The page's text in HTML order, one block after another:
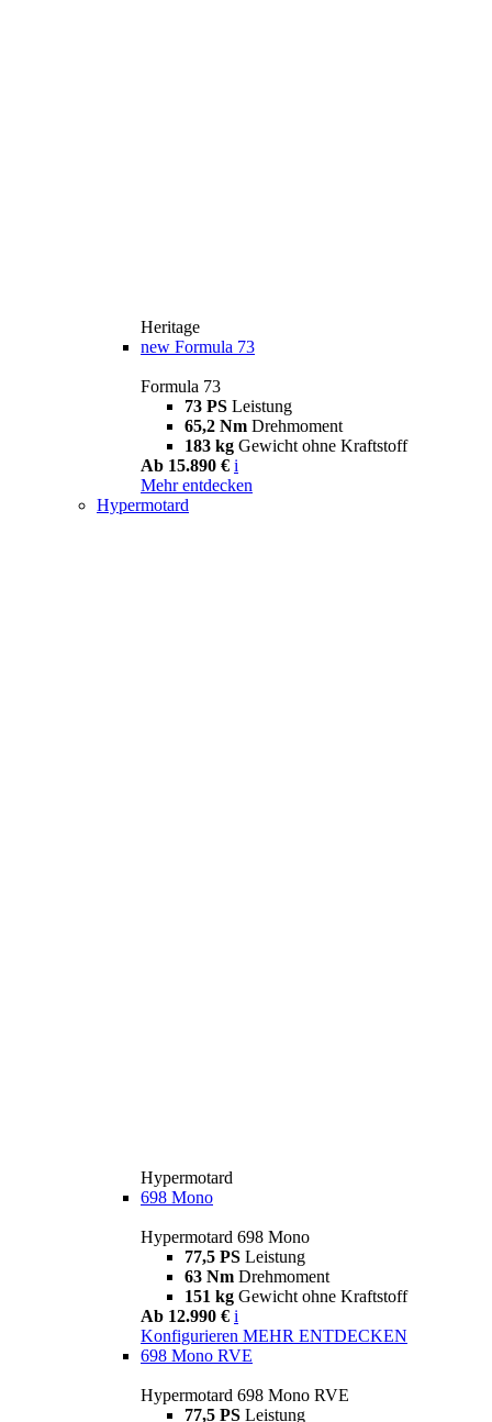
Heritage
new Formula 73
Formula 73
73 PS Leistung
65,2 Nm Drehmoment
183 kg Gewicht ohne Kraftstoff
Ab 15.890 € i
Mehr entdecken
Hypermotard
Hypermotard
698 Mono
Hypermotard 698 Mono
77,5 PS Leistung
63 Nm Drehmoment
151 kg Gewicht ohne Kraftstoff
Ab 12.990 € i
Konfigurieren MEHR ENTDECKEN
698 Mono RVE
Hypermotard 698 Mono RVE
77,5 PS Leistung